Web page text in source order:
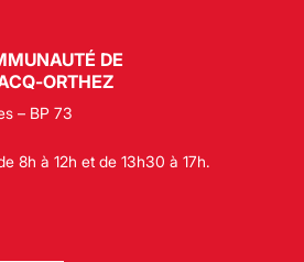
DE
ORTHEZ
– BP 73
8h à 12h et de 13h30 à 17h.